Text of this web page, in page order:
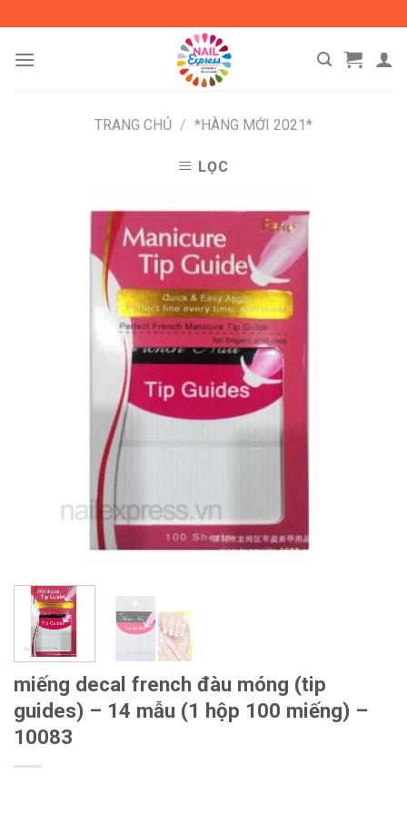
content
TRANG CHỦ / *HÀNG MỚI 2021*
LỌC
miếng decal french đàu móng (tip
guides) – 14 mẫu (1 hộp 100 miếng) –
10083